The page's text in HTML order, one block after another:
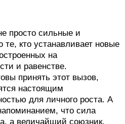
просто сильные и
кто устанавливает новые
на
и равенстве.
принять этот вызов,
настоящим
для личного роста. А
что сила
а величайший союзник.